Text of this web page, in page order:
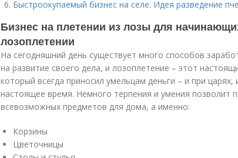
Быстроокупаемый бизнес на селе. Идея разведение
Бизнес на плетении из лозы для
лозоплетении
На сегодняшний день существует много способов
на развитие своего дела, и лозоплетение – этот
который всегда приносил умельцам деньги – и при царях,
настоящее время. Немного терпения и умения позволит
всевозможных предметов для дома, а именно:
Корзины
Цветочницы